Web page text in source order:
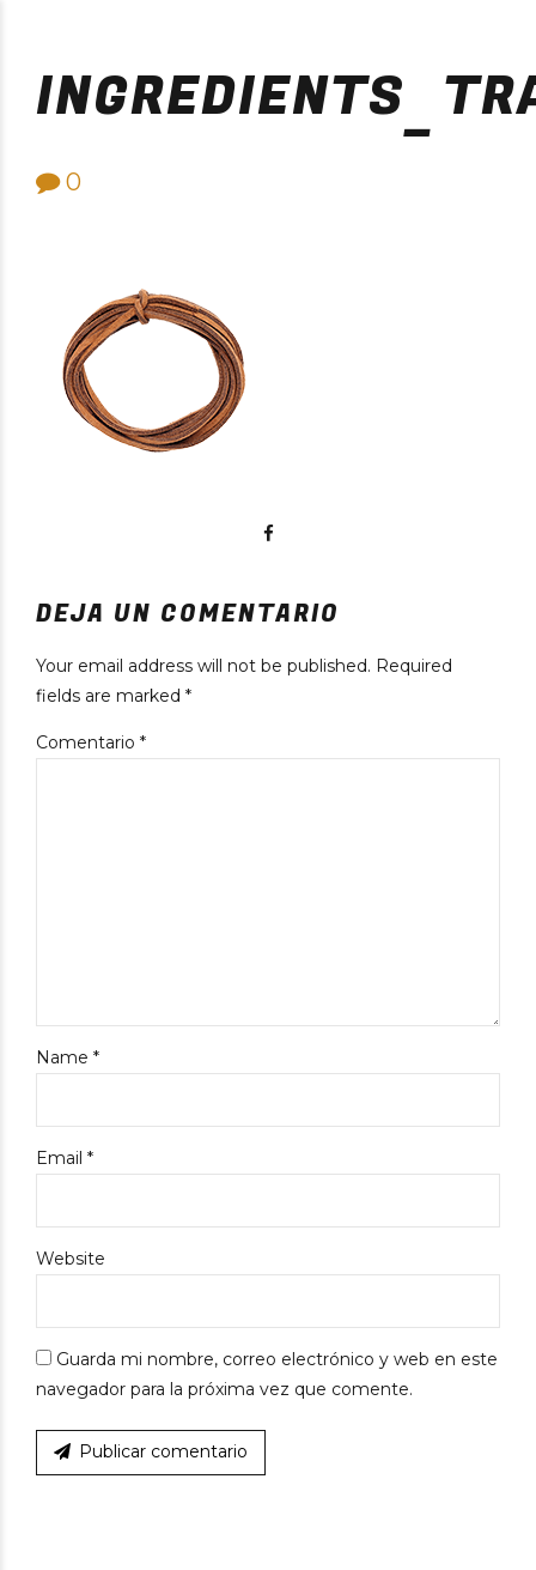
0
DEJA UN COMENTARIO
Your email address will not be published. Required
fields are marked *
Comentario *
Name *
Email *
Website
Guarda mi nombre, correo electrónico y web en este
navegador para la próxima vez que comente.
Publicar comentario